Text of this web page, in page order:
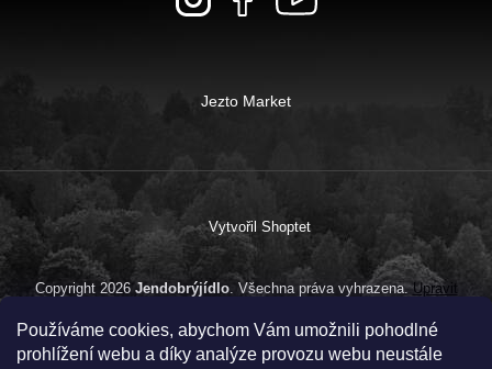
Používáme cookies, abychom Vám umožnili pohodlné
prohlížení webu a díky analýze provozu webu neustále
Jezto Market
Vytvořil Shoptet
Copyright 2026 Jendobrýjídlo. Všechna práva vyhrazena.Upravit